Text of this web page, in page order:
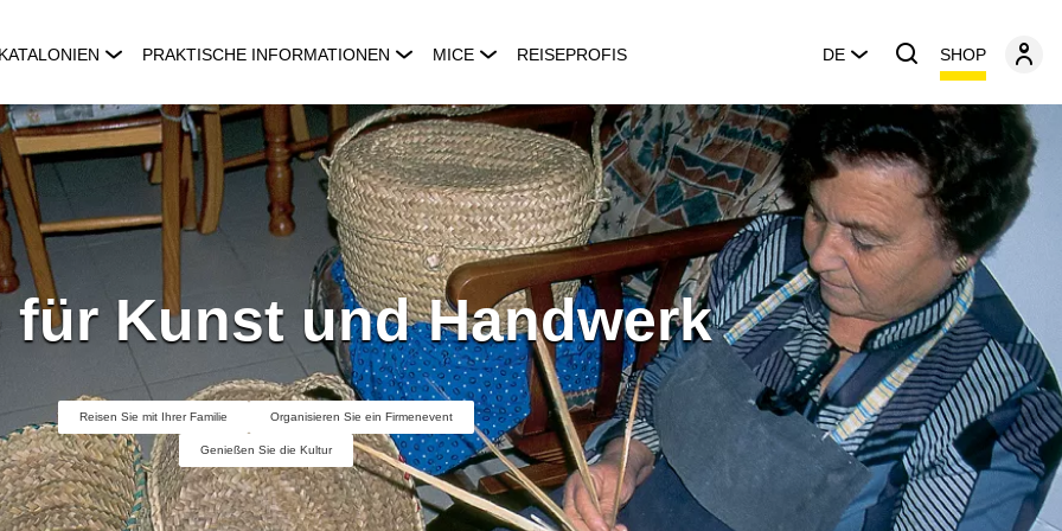
PRAKTISCHE INFORMATIONEN MICE REISEPROFIS DE SHOP
für Kunst und Handwerk
Reisen Sie mit Ihrer Familie Organisieren Sie ein Firmenevent
Genießen Sie die Kultur